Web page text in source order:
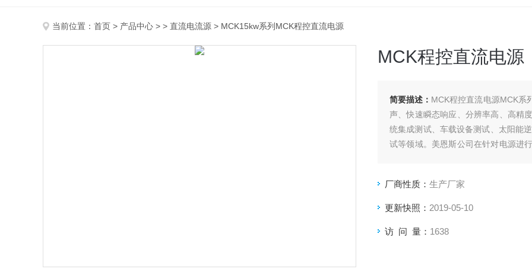
当前位置： 首页 > 产品中心 > > 直流电流源 > MCK15kw系列MCK程控直流电源
MCK程控直流电源
简要描述： MCK程控直流电源MCK系
声、快速瞬态响应、分辨率高、高精
统集成测试、车载设备测试、太阳能
试等领域。美恩斯公司在针对电源进
厂商性质： 生产厂家
更新快照： 2019-05-10
访 问 量： 1638